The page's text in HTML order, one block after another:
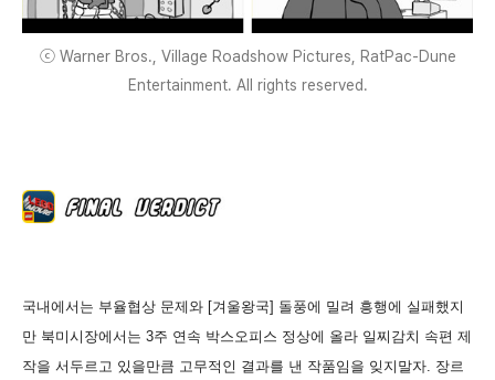
ⓒ Warner Bros., Village Roadshow Pictures, RatPac-Dune
Entertainment. All rights reserved.
국내에서는 부율협상 문제와 [겨울왕국] 돌풍에 밀려 흥행에 실패했지
만 북미시장에서는 3주 연속 박스오피스 정상에 올라 일찌감치 속편 제
작을 서두르고 있을만큼 고무적인 결과를 낸 작품임을 잊지말자. 장르